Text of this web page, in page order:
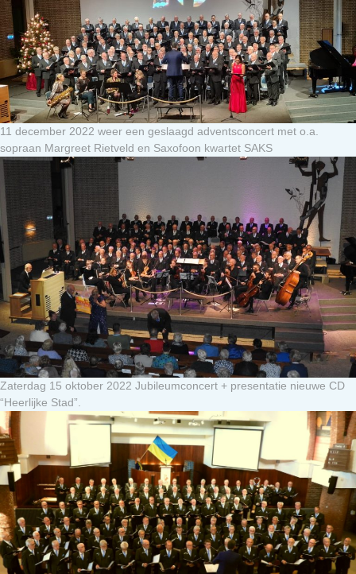
11 december 2022 weer een geslaagd adventsconcert met o.a.
sopraan Margreet Rietveld en Saxofoon kwartet SAKS
Zaterdag 15 oktober 2022 Jubileumconcert + presentatie nieuwe CD
“Heerlijke Stad”.